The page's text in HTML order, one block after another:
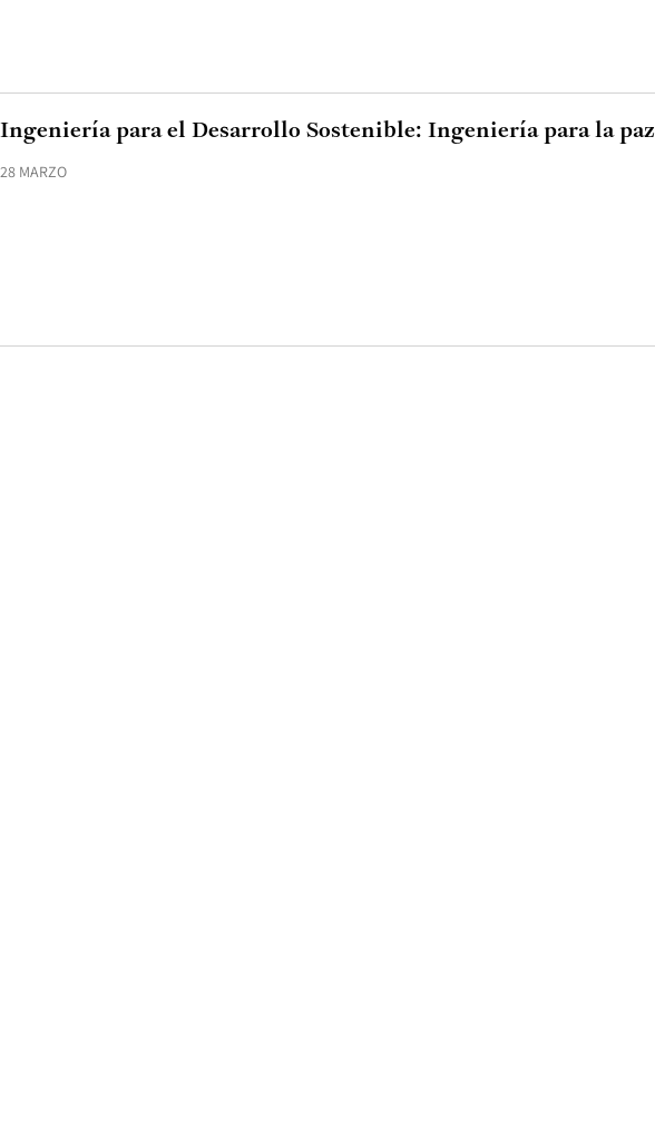
28 MARZO
Ingeniería para el Desarrollo Sostenible: Ingeniería para la paz